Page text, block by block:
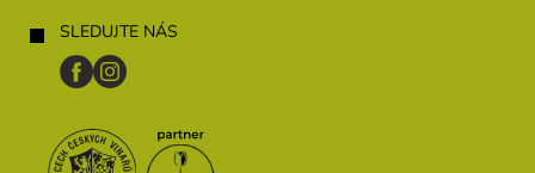
SLEDUJTE NÁS